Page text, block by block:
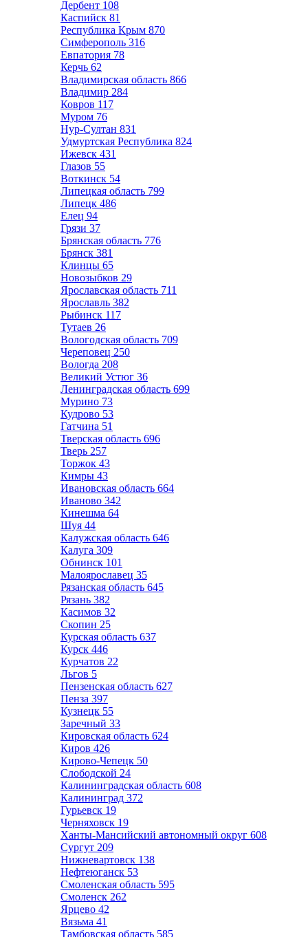
Дербент 108
Каспийск 81
Республика Крым 870
Симферополь 316
Евпатория 78
Керчь 62
Владимирская область 866
Владимир 284
Ковров 117
Муром 76
Нур-Султан 831
Удмуртская Республика 824
Ижевск 431
Глазов 55
Воткинск 54
Липецкая область 799
Липецк 486
Елец 94
Грязи 37
Брянская область 776
Брянск 381
Клинцы 65
Новозыбков 29
Ярославская область 711
Ярославль 382
Рыбинск 117
Тутаев 26
Вологодская область 709
Череповец 250
Вологда 208
Великий Устюг 36
Ленинградская область 699
Мурино 73
Кудрово 53
Гатчина 51
Тверская область 696
Тверь 257
Торжок 43
Кимры 43
Ивановская область 664
Иваново 342
Кинешма 64
Шуя 44
Калужская область 646
Калуга 309
Обнинск 101
Малоярославец 35
Рязанская область 645
Рязань 382
Касимов 32
Скопин 25
Курская область 637
Курск 446
Курчатов 22
Льгов 5
Пензенская область 627
Пенза 397
Кузнецк 55
Заречный 33
Кировская область 624
Киров 426
Кирово-Чепецк 50
Слободской 24
Калининградская область 608
Калининград 372
Гурьевск 19
Черняховск 19
Ханты-Мансийский автономный округ 608
Сургут 209
Нижневартовск 138
Нефтеюганск 53
Смоленская область 595
Смоленск 262
Ярцево 42
Вязьма 41
Тамбовская область 585